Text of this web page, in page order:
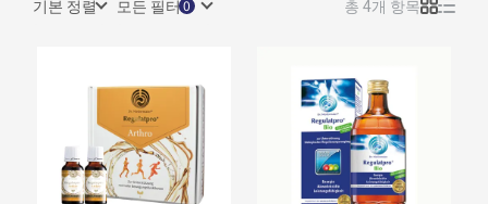
기본 정렬 모든 필터 총 4개 항목